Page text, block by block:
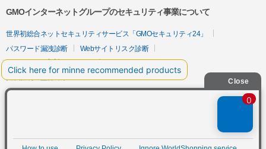
GMOインターネットグループのセキュリティ事業について
世界初総合ネットセキュリティサービス「GMOセキュリティ24」
パスワード漏洩診断
Webサイトリスク診断
セキュリティ相談AIチャットボット
実在証明・盗聴対策
サイバー攻撃対策（GMOサイバーセキュリティ byイエラエ）